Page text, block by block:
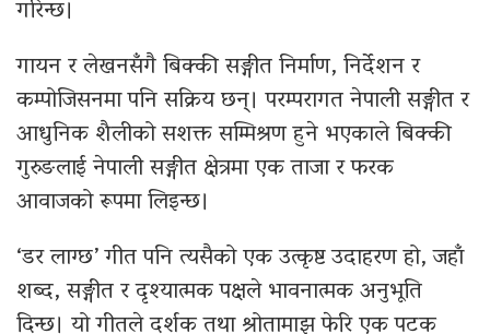
गरिन्छ।
गायन र लेखनसँगै बिक्की सङ्गीत निर्माण, निर्देशन र
कम्पोजिसनमा पनि सक्रिय छन्। परम्परागत नेपाली सङ्गीत र
आधुनिक शैलीको सशक्त सम्मिश्रण हुने भएकाले बिक्की
गुरुङलाई नेपाली सङ्गीत क्षेत्रमा एक ताजा र फरक
आवाजको रूपमा लिइन्छ।
‘डर लाग्छ’ गीत पनि त्यसैको एक उत्कृष्ट उदाहरण हो, जहाँ
शब्द, सङ्गीत र दृश्यात्मक पक्षले भावनात्मक अनुभूति